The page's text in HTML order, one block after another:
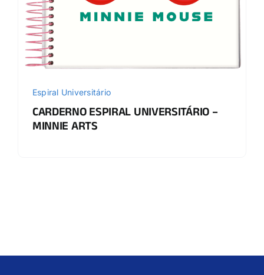
Espiral Universitário
CARDERNO ESPIRAL UNIVERSITÁRIO –
MINNIE ARTS